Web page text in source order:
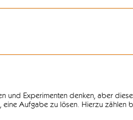
und Experimenten denken, aber
Aufgabe zu lösen. Hierzu